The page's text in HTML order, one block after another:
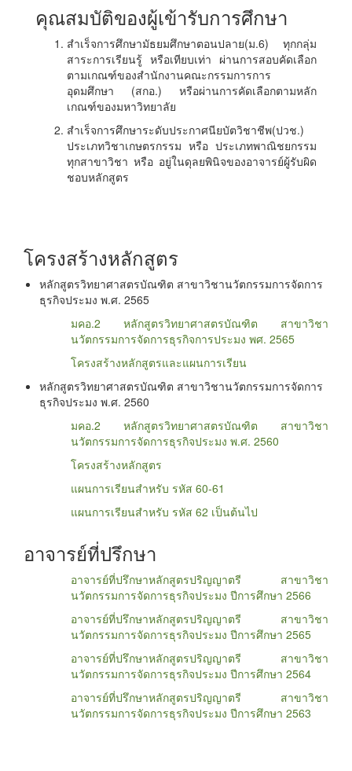
คุณสมบัติของผู้เข้ารับการศึกษา
สำเร็จการศึกษามัธยมศึกษาตอนปลาย(ม.6) ทุกกลุ่ม
สาระการเรียนรู้ หรือเทียบเท่า ผ่านการสอบคัดเลือก
ตามเกณฑ์ของสำนักงานคณะกรรมการการ
อุดมศึกษา (สกอ.) หรือผ่านการคัดเลือกตามหลัก
เกณฑ์ของมหาวิทยาลัย
สำเร็จการศึกษาระดับประกาศนียบัตวิชาชีพ(ปวช.)
ประเภทวิชาเกษตรกรรม หรือ ประเภทพาณิชยกรรม
ทุกสาขาวิชา หรือ อยู่ในดุลยพินิจของอาจารย์ผู้รับผิด
ชอบหลักสูตร
โครงสร้างหลักสูตร
หลักสูตรวิทยาศาสตรบัณฑิต สาขาวิชานวัตกรรมการจัดการ
ธุรกิจประมง พ.ศ. 2565
มคอ.2 หลักสูตรวิทยาศาสตรบัณฑิต สาขาวิชา
นวัตกรรมการจัดการธุรกิจการประมง พศ. 2565
โครงสร้างหลักสูตรและแผนการเรียน
หลักสูตรวิทยาศาสตรบัณฑิต สาขาวิชานวัตกรรมการจัดการ
ธุรกิจประมง พ.ศ. 2560
มคอ.2 หลักสูตรวิทยาศาสตรบัณฑิต สาขาวิชา
นวัตกรรมการจัดการธุรกิจประมง พ.ศ. 2560
โครงสร้างหลักสูตร
แผนการเรียนสำหรับ รหัส 60-61
แผนการเรียนสำหรับ รหัส 62 เป็นต้นไป
อาจารย์ที่ปรึกษา
อาจารย์ที่ปรึกษาหลักสูตรปริญญาตรี สาขาวิชา
นวัตกรรมการจัดการธุรกิจประมง ปีการศึกษา 2566
อาจารย์ที่ปรึกษาหลักสูตรปริญญาตรี สาขาวิชา
นวัตกรรมการจัดการธุรกิจประมง ปีการศึกษา 2565
อาจารย์ที่ปรึกษาหลักสูตรปริญญาตรี สาขาวิชา
นวัตกรรมการจัดการธุรกิจประมง ปีการศึกษา 2564
อาจารย์ที่ปรึกษาหลักสูตรปริญญาตรี สาขาวิชา
นวัตกรรมการจัดการธุรกิจประมง ปีการศึกษา 2563